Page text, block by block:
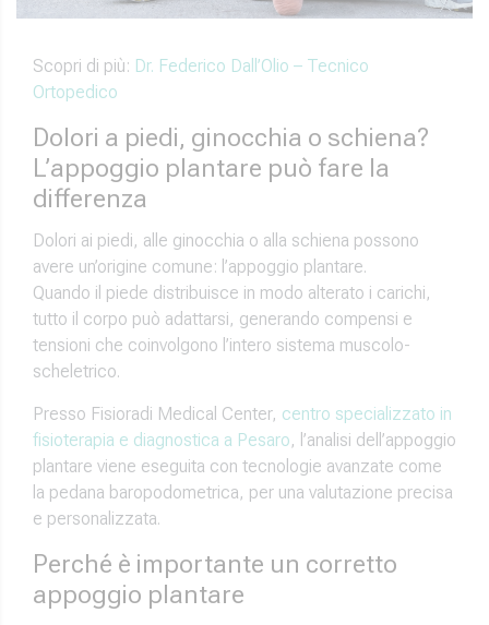
Scopri di più: Dr. Federico Dall’Olio – Tecnico
Ortopedico
Dolori a piedi, ginocchia o schiena?
L’appoggio plantare può fare la
differenza
Dolori ai piedi, alle ginocchia o alla schiena possono
avere un’origine comune: l’appoggio plantare.
Quando il piede distribuisce in modo alterato i carichi,
tutto il corpo può adattarsi, generando compensi e
tensioni che coinvolgono l’intero sistema muscolo-
scheletrico.
Presso Fisioradi Medical Center, centro specializzato in
fisioterapia e diagnostica a Pesaro, l’analisi dell’appoggio
plantare viene eseguita con tecnologie avanzate come
la pedana baropodometrica, per una valutazione precisa
e personalizzata.
Perché è importante un corretto
appoggio plantare